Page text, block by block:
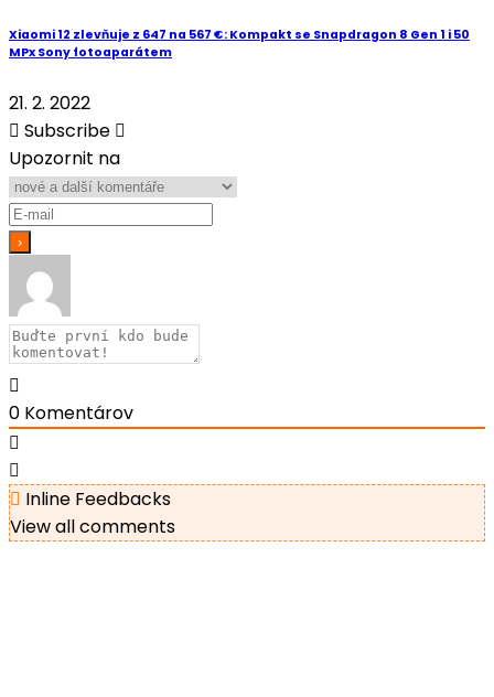
Xiaomi 12 zlevňuje z 647 na 567 €: Kompakt se Snapdragon 8 Gen 1 i 50
MPx Sony fotoaparátem
21. 2. 2022
Subscribe
Upozornit na
0 Komentárov
Inline Feedbacks
View all comments